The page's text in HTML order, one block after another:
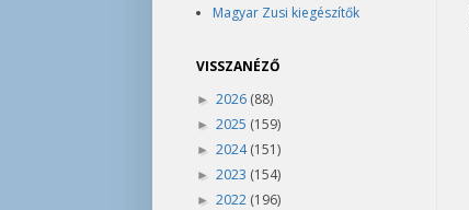
Magyar Zusi kiegészítők
VISSZANÉZŐ
► 2026 (88)
► 2025 (159)
► 2024(151)
► 2023 (154)
► 2022 (196)